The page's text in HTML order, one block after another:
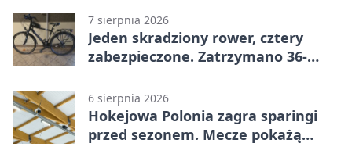
7 sierpnia 2026
Jeden skradziony rower, cztery
zabezpieczone. Zatrzymano 36-
6 sierpnia 2026
Hokejowa Polonia zagra sparingi
przed sezonem. Mecze pokażą